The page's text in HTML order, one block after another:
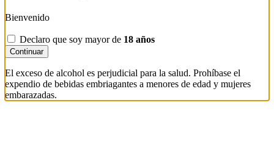
Bienvenido
Declaro que soy mayor de 18 años
Continuar
El exceso de alcohol es perjudicial para la salud. Prohíbase el
expendio de bebidas embriagantes a menores de edad y mujeres
embarazadas.